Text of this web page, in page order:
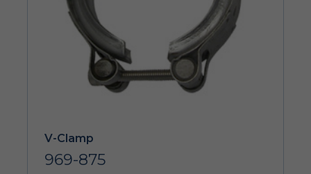
V-Clamp
969-875